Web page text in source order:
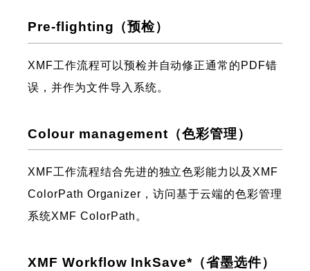
Pre-flighting（预检）
XMF工作流程可以预检并自动修正通常的PDF错
误，并作为文件导入系统。
Colour management（色彩管理）
XMF工作流程结合先进的独立色彩能力以及XMF
ColorPath Organizer，访问基于云端的色彩管理
系统XMF ColorPath。
XMF Workflow InkSave*（省墨选件）